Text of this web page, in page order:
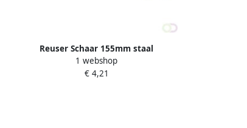
Reuser Schaar 155mm staal
linkshandig
1 webshop
€ 4,21